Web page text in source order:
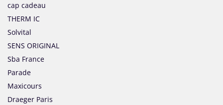
cap cadeau
THERM IC
Solvital
SENS ORIGINAL
Sba France
Parade
Maxicours
Draeger Paris